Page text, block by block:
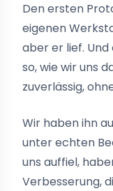
Den ersten
eigenen
aber er lief.
so, wie wir uns
zuverlässig,
Wir haben ihn
unter echten
uns auffiel,
Verbesserung,